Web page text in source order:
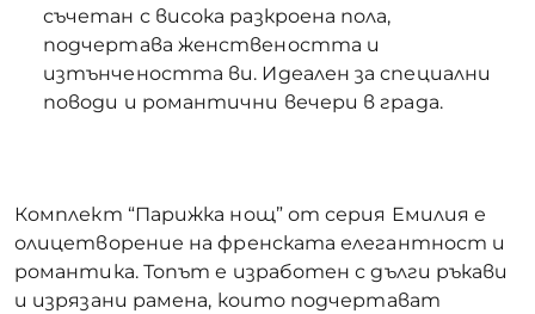
съчетан с висока разкроена пола,
подчертава женствеността и
изтънчеността ви. Идеален за специални
поводи и романтични вечери в града.
Комплект “Парижка нощ” от серия Емилия е
олицетворение на френската елегантност и
романтика. Топът е изработен с дълги ръкави
и изрязани рамена, които подчертават